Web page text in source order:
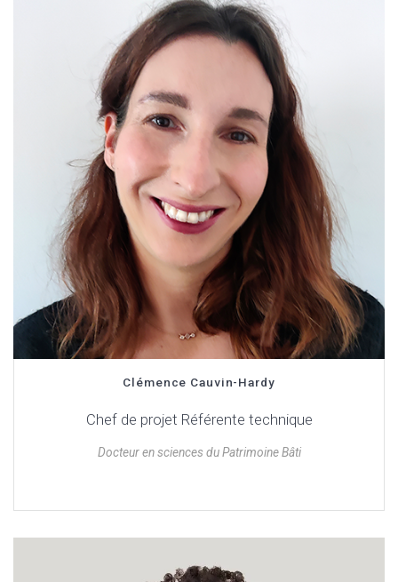
Clémence Cauvin-Hardy
Chef de projet Référente technique
Docteur en sciences du Patrimoine Bâti